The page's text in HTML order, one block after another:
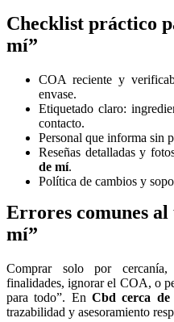
Checklist práctico
mí”
COA reciente y
envase.
Etiquetado claro:
contacto.
Personal que informa sin
Reseñas detalladas y
de mí.
Política de cambios y
Errores comunes al
mí”
Comprar solo por
finalidades, ignorar el COA, o
para todo”. EnCbd cerca de
trazabilidad y asesoramiento